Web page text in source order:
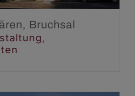
Bruchsal
,